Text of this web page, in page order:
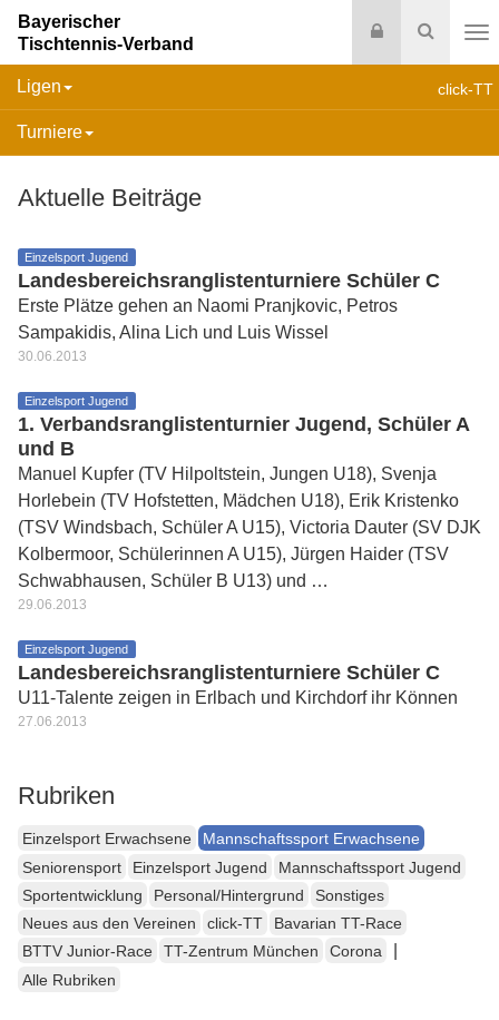
Suche
Login
Bayerischer
Tischtennis-Verband
click-TT
Ligen
Turniere
Aktuelle Beiträge
Einzelsport Jugend
Landesbereichsranglistenturniere Schüler C
Erste Plätze gehen an Naomi Pranjkovic, Petros
Sampakidis, Alina Lich und Luis Wissel
30.06.2013
Einzelsport Jugend
1. Verbandsranglistenturnier Jugend, Schüler A
und B
Manuel Kupfer (TV Hilpoltstein, Jungen U18), Svenja
Horlebein (TV Hofstetten, Mädchen U18), Erik Kristenko
(TSV Windsbach, Schüler A U15), Victoria Dauter (SV DJK
Kolbermoor, Schülerinnen A U15), Jürgen Haider (TSV
Schwabhausen, Schüler B U13) und …
29.06.2013
Einzelsport Jugend
Landesbereichsranglistenturniere Schüler C
U11-Talente zeigen in Erlbach und Kirchdorf ihr Können
27.06.2013
Rubriken
Einzelsport Erwachsene
Mannschaftssport Erwachsene
Seniorensport
Einzelsport Jugend
Mannschaftssport Jugend
Sportentwicklung
Personal/Hintergrund
Sonstiges
Neues aus den Vereinen
click-TT
Bavarian TT-Race
BTTV Junior-Race
TT-Zentrum München Corona
Alle Rubriken